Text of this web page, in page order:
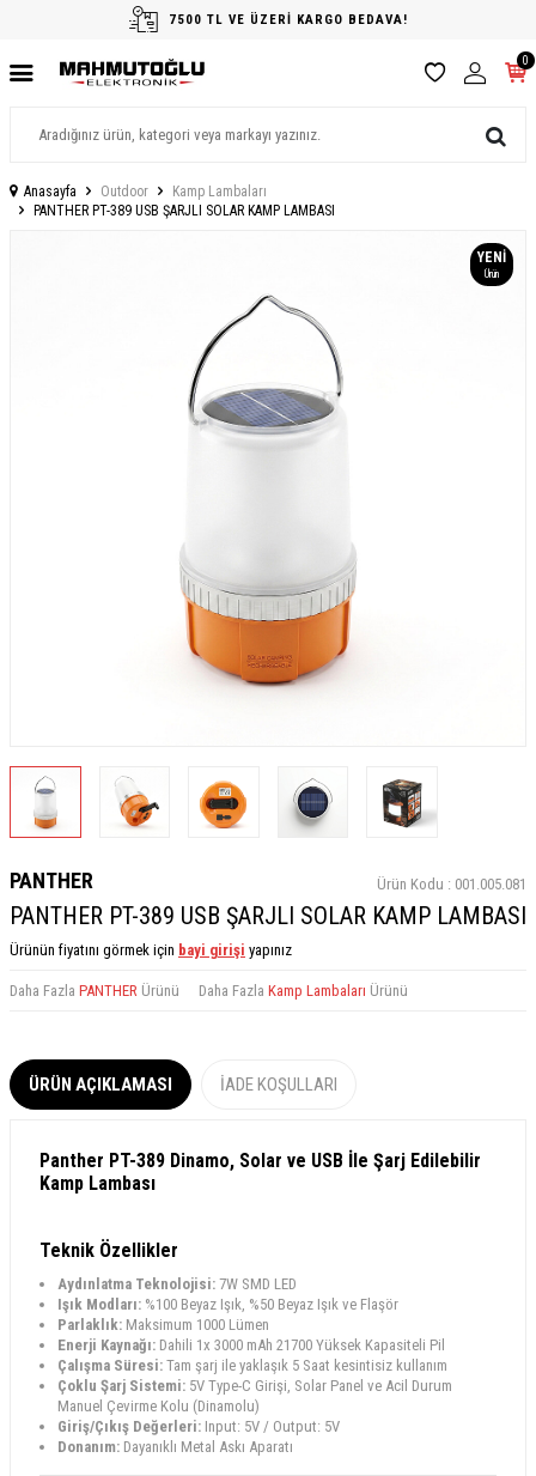
7500 TL VE ÜZERİ KARGO BEDAVA!
0
Anasayfa Outdoor
Kamp Lambaları
PANTHER PT-389 USB ŞARJLI SOLAR KAMP LAMBASI
YENI
Ürün
PANTHER Ürün Kodu : 001.005.081
PANTHER PT-389 USB ŞARJLI SOLAR KAMP LAMBASI
Ürünün fiyatını görmek için bayi girişi yapınız
Daha Fazla PANTHER Ürünü Daha Fazla Kamp Lambaları Ürünü
ÜRÜN AÇIKLAMASI İADE KOŞULLARI
Panther PT-389 Dinamo, Solar ve USB İle Şarj Edilebilir
Kamp Lambası
Teknik Özellikler
Aydınlatma Teknolojisi: 7W SMD LED
Işık Modları: %100 Beyaz Işık, %50 Beyaz Işık ve Flaşör
Parlaklık: Maksimum 1000 Lümen
Enerji Kaynağı: Dahili 1x 3000 mAh 21700 Yüksek Kapasiteli Pil
Çalışma Süresi: Tam şarj ile yaklaşık 5 Saat kesintisiz kullanım
Çoklu Şarj Sistemi: 5V Type-C Girişi, Solar Panel ve Acil Durum
Manuel Çevirme Kolu (Dinamolu)
Giriş/Çıkış Değerleri: Input: 5V / Output: 5V
Donanım: Dayanıklı Metal Askı Aparatı